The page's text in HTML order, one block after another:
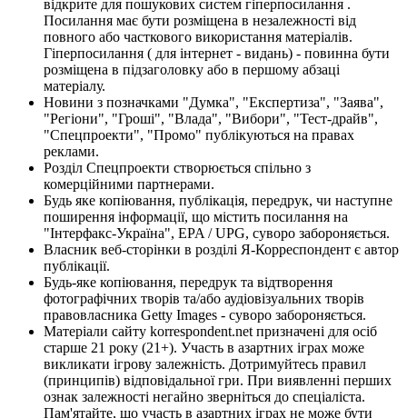
відкрите для пошукових систем гіперпосилання .
Посилання має бути розміщена в незалежності від
повного або часткового використання матеріалів.
Гіперпосилання ( для інтернет - видань) - повинна бути
розміщена в підзаголовку або в першому абзаці
матеріалу.
Новини з позначками "Думка", "Експертиза", "Заява",
"Регіони", "Гроші", "Влада", "Вибори", "Тест-драйв",
"Спецпроекти", "Промо" публікуються на правах
реклами.
Розділ Спецпроекти створюється спільно з
комерційними партнерами.
Будь яке копіювання, публікація, передрук, чи наступне
поширення інформації, що містить посилання на
"Інтерфакс-Україна", EPA / UPG, суворо забороняється.
Власник веб-сторінки в розділі Я-Корреспондент є автор
публікації.
Будь-яке копіювання, передрук та відтворення
фотографічних творів та/або аудіовізуальних творів
правовласника Getty Images - суворо забороняється.
Матеріали сайту korrespondent.net призначені для осіб
старше 21 року (21+). Участь в азартних іграх може
викликати ігрову залежність. Дотримуйтесь правил
(принципів) відповідальної гри. При виявленні перших
ознак залежності негайно зверніться до спеціаліста.
Пам'ятайте, що участь в азартних іграх не може бути